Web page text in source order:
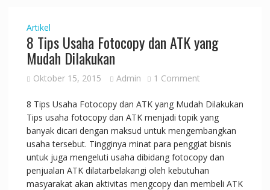
Artikel
8 Tips Usaha Fotocopy dan ATK yang
Mudah Dilakukan
Oktober 15, 2015 Admin 1 Comment
8 Tips Usaha Fotocopy dan ATK yang Mudah Dilakukan
Tips usaha fotocopy dan ATK menjadi topik yang
banyak dicari dengan maksud untuk mengembangkan
usaha tersebut. Tingginya minat para penggiat bisnis
untuk juga mengeluti usaha dibidang fotocopy dan
penjualan ATK dilatarbelakangi oleh kebutuhan
masyarakat akan aktivitas mengcopy dan membeli ATK